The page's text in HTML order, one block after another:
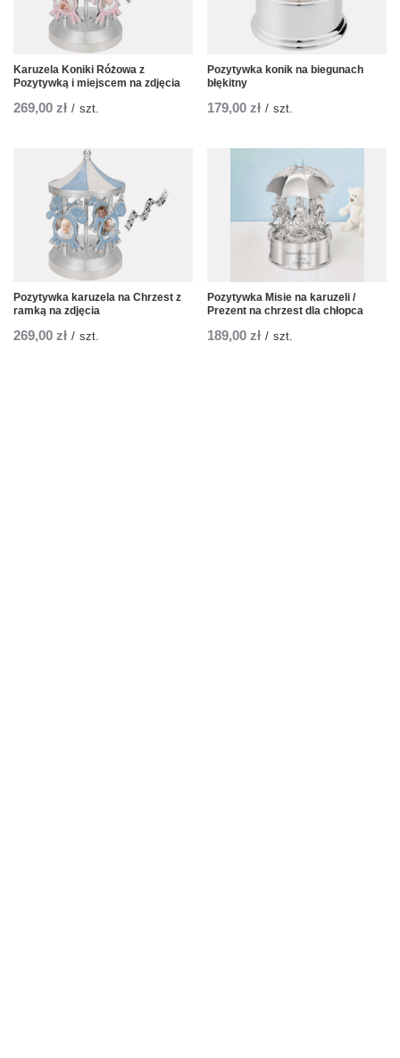
Karuzela Koniki Różowa z
Pozytywką i miejscem na zdjęcia
269,00 zł / szt.
Pozytywka konik na biegunach
błękitny
179,00 zł / szt.
Pozytywka karuzela na Chrzest z
ramką na zdjęcia
269,00 zł / szt.
Pozytywka Misie na karuzeli /
Prezent na chrzest dla chłopca
189,00 zł / szt.